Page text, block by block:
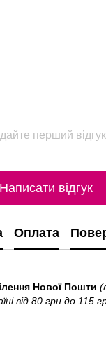
перший відгук
Написати відгук
Оплата
Нової Пошти
від 80 грн до 115